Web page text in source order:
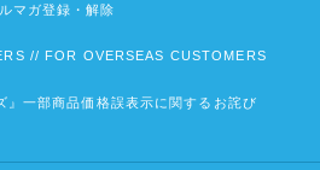
マガ登録・解除
// FOR OVERSEAS CUSTOMERS
』一部商品価格誤表示に関するお詫び